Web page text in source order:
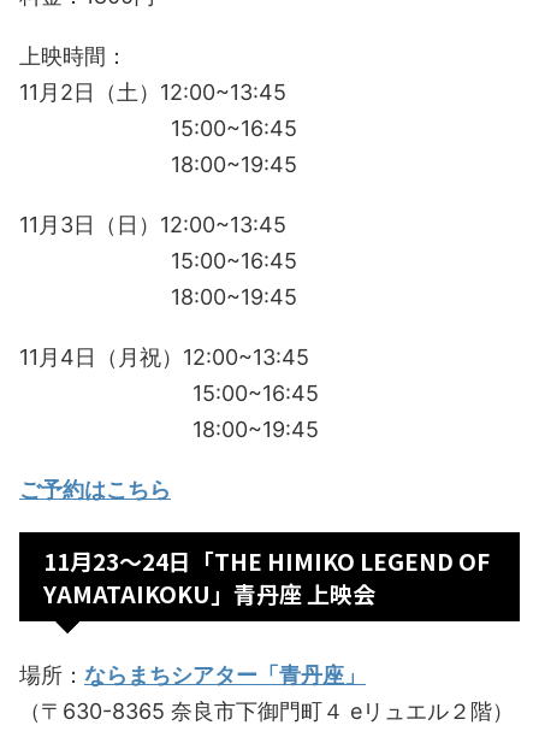
上映時間：
11月2日（土）12:00~13:45
15:00~16:45
18:00~19:45
11月3日（日）12:00~13:45
15:00~16:45
18:00~19:45
11月4日（月祝）12:00~13:45
15:00~16:45
18:00~19:45
ご予約はこちら
11月23〜24日「THE HIMIKO LEGEND OF
YAMATAIKOKU」青丹座 上映会
場所： ならまちシアター「青丹座」
（〒630-8365 奈良市下御門町４ eリュエル２階）